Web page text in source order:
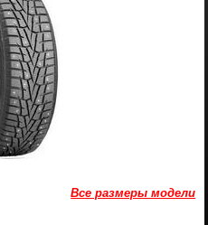
Все размеры модели